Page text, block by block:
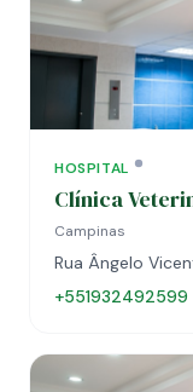
HOSPITAL
Campinas
Rua Ângelo
+551932492599